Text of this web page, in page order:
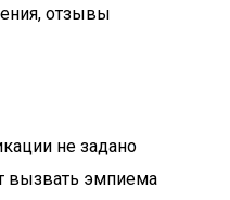
отзывы
вызвать эмпиема